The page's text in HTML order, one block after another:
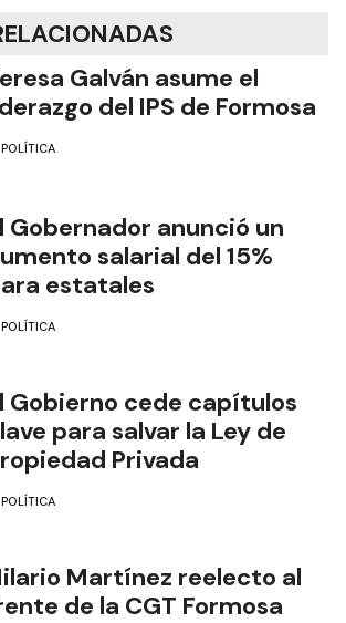
Galván asume el
del IPS de Formosa
POLÍTICA
Gobernador anunció un
salarial del 15%
estatales
POLÍTICA
Gobierno cede capítulos
para salvar la Ley de
Privada
POLÍTICA
Martínez reelecto al
de la CGT Formosa